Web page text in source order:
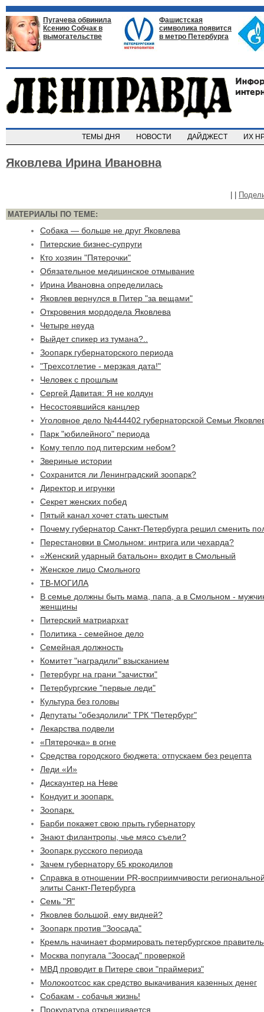
Пугачева обвинила
Ксению Собчак в
вымогательстве
Фашистская
символика появится
в метро Петербурга
ТЕМЫ ДНЯ НОВОСТИ ДАЙДЖЕСТ ИХ
Яковлева Ирина Ивановна
МАТЕРИАЛЫ ПО ТЕМЕ:
Собака — больше не друг Яковлева
Питерские бизнес-супруги
Кто хозяин "Пятерочки"
Обязательное медицинское отмывание
Ирина Ивановна определилась
Яковлев вернулся в Питер "за вещами"
Откровения мордодела Яковлева
Четыре неуда
Выйдет спикер из тумана?..
Зоопарк губернаторского периода
"Трехсотлетие - мерзкая дата!"
Человек с прошлым
Сергей Давитая: Я не колдун
Несостоявшийся канцлер
Уголовное дело №444402 губернаторской Семьи
Парк "юбилейного" периода
Кому тепло под питерским небом?
Звериные истории
Сохранится ли Ленинградский зоопарк?
Директор и игрунки
Секрет женских побед
Пятый канал хочет стать шестым
Почему губернатор Санкт-Петербурга решил сменить
Перестановки в Смольном: интрига или чехарда?
«Женский ударный батальон» входит в Смольный
Женское лицо Смольного
ТВ-МОГИЛА
В семье должны быть мама, папа, а в Смольном -
женщины
Питерский матриархат
Политика - семейное дело
Семейная должность
Комитет "наградили" взысканием
Петербург на грани "зачистки"
Петербургские "первые леди"
Культура без головы
Депутаты "обездолили" ТРК "Петербург"
Лекарства подвели
«Пятерочка» в огне
Средства городского бюджета: отпускаем без рецепта
Леди «И»
Дискаунтер на Неве
Кондуит и зоопарк.
Зоопарк.
Барби покажет свою прыть губернатору
Знают филантропы, чье мясо съели?
Зоопарк русского периода
Зачем губернатору 65 крокодилов
Справка в отношении PR-восприимчивости
элиты Санкт-Петербурга
Семь "Я"
Яковлев большой, ему видней?
Зоопарк против "Зоосада"
Кремль начинает формировать петербургское
Москва попугала "Зоосад" проверкой
МВД проводит в Питере свои "праймериз"
Молокоотсос как средство выкачивания казенных денег
Собакам - собачья жизнь!
Прокуратура открещивается